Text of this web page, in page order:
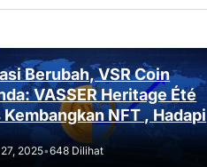
Berubah, VSR Coin
VASSER Heritage Été
Kembangkan NFT , Hadapi
Regulasi!
2025•648 Dilihat